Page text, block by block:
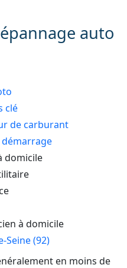
auto
clé
de carburant
domicile
à domicile
Seine (92)
en moins de